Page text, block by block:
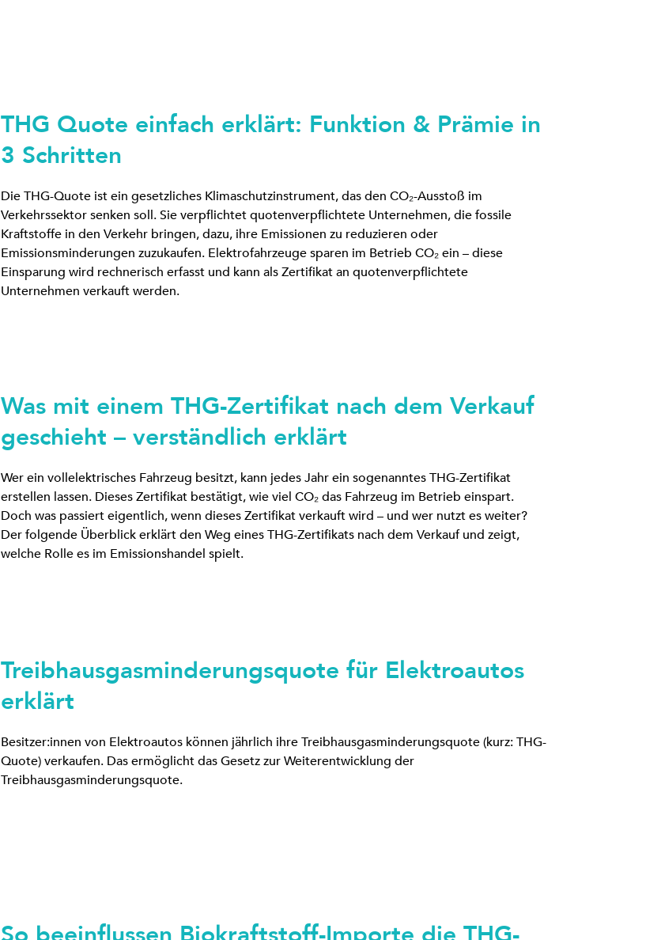
THG Quote einfach erklärt: Funktion & Prämie in
3 Schritten
Die THG-Quote ist ein gesetzliches Klimaschutzinstrument, das den CO₂-Ausstoß im
Verkehrssektor senken soll. Sie verpflichtet quotenverpflichtete Unternehmen, die fossile
Kraftstoffe in den Verkehr bringen, dazu, ihre Emissionen zu reduzieren oder
Emissionsminderungen zuzukaufen. Elektrofahrzeuge sparen im Betrieb CO₂ ein – diese
Einsparung wird rechnerisch erfasst und kann als Zertifikat an quotenverpflichtete
Unternehmen verkauft werden.
Was mit einem THG-Zertifikat nach dem Verkauf
geschieht – verständlich erklärt
Wer ein vollelektrisches Fahrzeug besitzt, kann jedes Jahr ein sogenanntes THG-Zertifikat
erstellen lassen. Dieses Zertifikat bestätigt, wie viel CO₂ das Fahrzeug im Betrieb einspart.
Doch was passiert eigentlich, wenn dieses Zertifikat verkauft wird – und wer nutzt es weiter?
Der folgende Überblick erklärt den Weg eines THG-Zertifikats nach dem Verkauf und zeigt,
welche Rolle es im Emissionshandel spielt.
Treibhausgasminderungsquote für Elektroautos
erklärt
Besitzer:innen von Elektroautos können jährlich ihre Treibhausgasminderungsquote (kurz: THG-
Quote) verkaufen. Das ermöglicht das Gesetz zur Weiterentwicklung der
Treibhausgasminderungsquote.